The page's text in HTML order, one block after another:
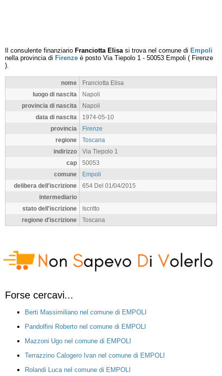
Il consulente finanziario Franciotta Elisasi trova nel comune di Empoli
nella provincia di Firenze è posto Via Tiepolo 1 - 50053 Empoli ( Firenze
).
nome
Franciotta Elisa
luogo di nascita
Napoli
provincia di nascita
Napoli
data di nascita
1974-05-10
provincia
Firenze
regione
Toscana
indirizzo
Via Tiepolo 1
cap
50053
comune
Empoli
delibera dell'iscrizione
654 Del 01/04/2015
intermediario
stato dell'iscrizione
Iscritto
regione d'iscrizione
Toscana
Forse cercavi...
Berti Massimiliano nel comune di EMPOLI
Pandolfini Roberto nel comune di EMPOLI
Mazzoni Ugo nel comune di EMPOLI
Terrazzino Calogero Ivan nel comune di EMPOLI
Rolandi Luca nel comune di EMPOLI